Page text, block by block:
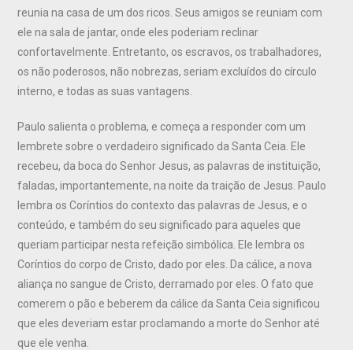
reunia na casa de um dos ricos. Seus amigos se reuniam com
ele na sala de jantar, onde eles poderiam reclinar
confortavelmente. Entretanto, os escravos, os trabalhadores,
os não poderosos, não nobrezas, seriam excluídos do círculo
interno, e todas as suas vantagens.
Paulo salienta o problema, e começa a responder com um
lembrete sobre o verdadeiro significado da Santa Ceia. Ele
recebeu, da boca do Senhor Jesus, as palavras de instituição,
faladas, importantemente, na noite da traição de Jesus. Paulo
lembra os Coríntios do contexto das palavras de Jesus, e o
conteúdo, e também do seu significado para aqueles que
queriam participar nesta refeição simbólica. Ele lembra os
Coríntios do corpo de Cristo, dado por eles. Da cálice, a nova
aliança no sangue de Cristo, derramado por eles. O fato que
comerem o pão e beberem da cálice da Santa Ceia significou
que eles deveriam estar proclamando a morte do Senhor até
que ele venha.